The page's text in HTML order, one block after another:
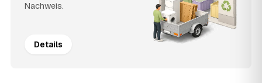
Nachweis.
Details